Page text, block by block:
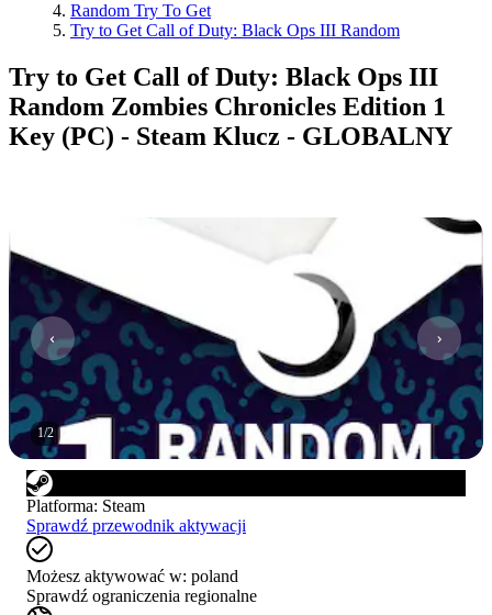
Random Try To Get
Try to Get Call of Duty: Black Ops III Random
Try to Get Call of Duty: Black Ops III
Random Zombies Chronicles Edition 1
Key (PC) - Steam Klucz - GLOBALNY
1/2
Platforma: Steam
Sprawdź przewodnik aktywacji
Możesz aktywować w: poland
Sprawdź ograniczenia regionalne